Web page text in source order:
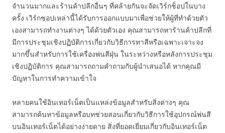
จำนวนมากและร้านค้าปลีกอื่นๆ ที่คล้ายกันจะจัดเวิร์กช็อปในบาง
ครั้ง เวิร์กชอปเหล่านี้ได้รับการออกแบบมาเพื่อช่วยให้ผู้ที่ทำด้วยตัว
เองสามารถทำงานต่างๆ ได้ด้วยตัวเอง คุณสามารถหาร้านค้าปลีกที่
มีการประชุมเชิงปฏิบัติการเกี่ยวกับวิธีการทาสีหรือเฉพาะเจาะจง
มากขึ้นสำหรับการใช้เครื่องพ่นสีฝุ่น ในระหว่างหรือหลังการประชุม
เชิงปฏิบัติการ คุณสามารถถามคำถามกับผู้นำเสนอได้ หากคุณมี
ปัญหาในการทำความเข้าใจ
หลายคนใช้อินเทอร์เน็ตเป็นแหล่งข้อมูลสำหรับสิ่งต่างๆ คุณ
สามารถค้นหาข้อมูลหรือบทช่วยสอนเกี่ยวกับวิธีการใช้อุปกรณ์พ่นสี
บนอินเทอร์เน็ตได้อย่างง่ายดาย สิ่งที่ยอดเยี่ยมเกี่ยวกับอินเทอร์เน็ต